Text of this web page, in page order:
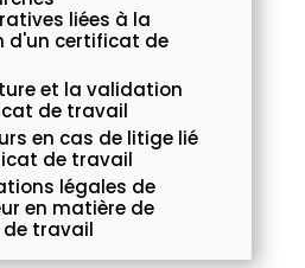
liées à la
d'un certificat de
et la validation
de travail
en cas de litige lié
de travail
légales de
en matière de
travail